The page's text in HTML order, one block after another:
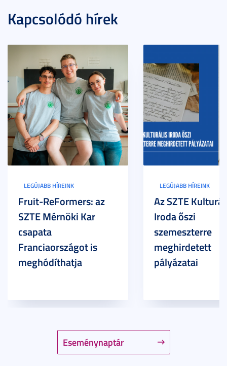
Kapcsolódó hírek
Eseménynaptár
LEGÚJABB HÍREINK
Fruit-ReFormers: az
SZTE Mérnöki Kar
csapata
Franciaországot is
meghódíthatja
LEGÚJABB HÍREINK
Az SZTE
Iroda őszi
szemeszterre
meghirdetett
pályázatai